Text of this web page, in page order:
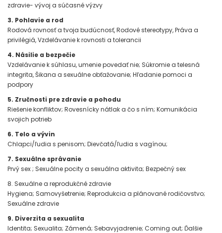
zdravie- vývoj a súčasné výzvy
3. Pohlavie a rod
Rodová rovnosť a tvoja budúcnosť, Rodové stereotypy, Práva a
privilégiá, Vzdelávanie k rovnosti a tolerancii
4. Násilie a bezpečie
Vzdelávanie k súhlasu, umenie povedať nie; Súkromie a telesná
integrita, Šikana a sexuálne obťažovanie; Hľadanie pomoci a
podpory
5. Zručnosti pre zdravie a pohodu
Riešenie konfliktov; Rovesnícky nátlak a čo s ním; Komunikácia
svojich potrieb
6. Telo a vývin
Chlapci/ľudia s penisom; Dievčatá/ľudia s vagínou;
7. Sexuálne správanie
Prvý sex ; Sexuálne pocity a sexuálna aktivita; Bezpečný sex
8. Sexuálne a reprodukčné zdravie
Hygiena; Samovyšetrenie; Reprodukcia a plánované rodičovstvo;
Sexuálne zdravie
9. Diverzita a sexualita
Identita; Sexualita; Zámená; Sebavyjadrenie; Coming out; Ďalšie